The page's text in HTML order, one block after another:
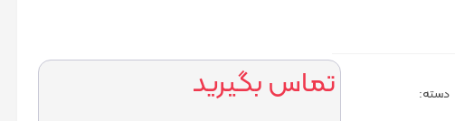
دسته:
تماس بگیرید